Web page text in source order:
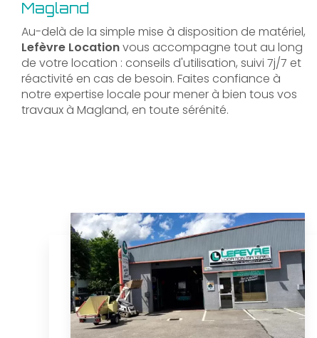
Magland
Au-delà de la simple mise à disposition de matériel,
Lefèvre Locationvous accompagne tout au long
de votre location : conseils d'utilisation, suivi 7j/7 et
réactivité en cas de besoin. Faites confiance à
notre expertise locale pour mener à bien tous vos
travaux à Magland, en toute sérénité.